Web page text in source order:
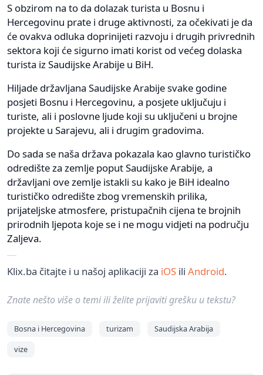
S obzirom na to da dolazak turista u Bosnu i
Hercegovinu prate i druge aktivnosti, za očekivati je da
će ovakva odluka doprinijeti razvoju i drugih privrednih
sektora koji će sigurno imati korist od većeg dolaska
turista iz Saudijske Arabije u BiH.
Hiljade državljana Saudijske Arabije svake godine
posjeti Bosnu i Hercegovinu, a posjete uključuju i
turiste, ali i poslovne ljude koji su uključeni u brojne
projekte u Sarajevu, ali i drugim gradovima.
Do sada se naša država pokazala kao glavno turističko
odredište za zemlje poput Saudijske Arabije, a
državljani ove zemlje istakli su kako je BiH idealno
turističko odredište zbog vremenskih prilika,
prijateljske atmosfere, pristupačnih cijena te brojnih
prirodnih ljepota koje se i ne mogu vidjeti na području
Zaljeva.
Klix.ba čitajte i u našoj aplikaciji za iOS ili Android.
Znate nešto više o temi ili želite prijaviti grešku u tekstu?
Bosna i Hercegovina turizam
Saudijska Arabija
vize